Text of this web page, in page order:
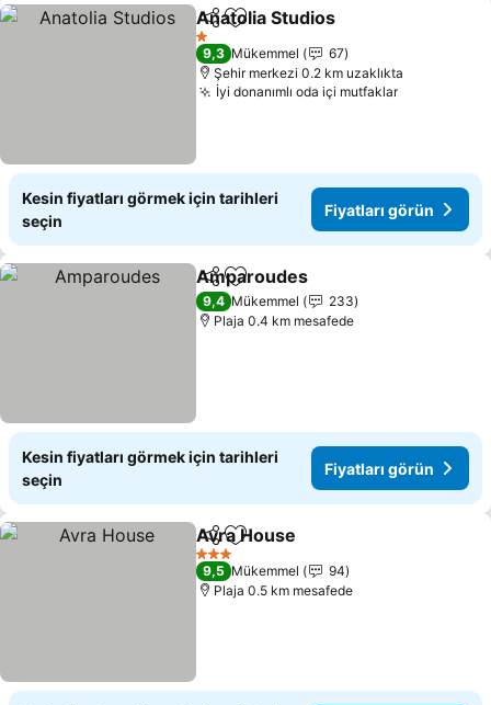
PaylaşFavorilerime ekle
Anatolia Studios
1 Yıldız
9,3 Mükemmel
67
Şehir merkezi 0.2 km uzaklıkta
İyi donanımlı oda içi mutfaklarFiyatları
Kesin fiyatları görmek için tarihleri
seçin
Fiyatları görün
PaylaşFavorilerime ekle
Amparoudes
9,4 Mükemmel
233
Plaja 0.4 km mesafede
Kesin fiyatları görmek için tarihleri
seçin
Fiyatları görün
PaylaşFavorilerime ekle
Avra Ηouse
3 Yıldız
9,5 Mükemmel
94
Plaja 0.5 km mesafede